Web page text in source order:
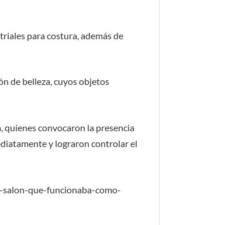
para costura, además de
de belleza, cuyos objetos
quienes convocaron la presencia
y lograron controlar el
que-funcionaba-como-